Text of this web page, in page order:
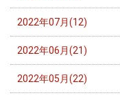
2022年07月(12)
2022年06月(21)
2022年05月(22)